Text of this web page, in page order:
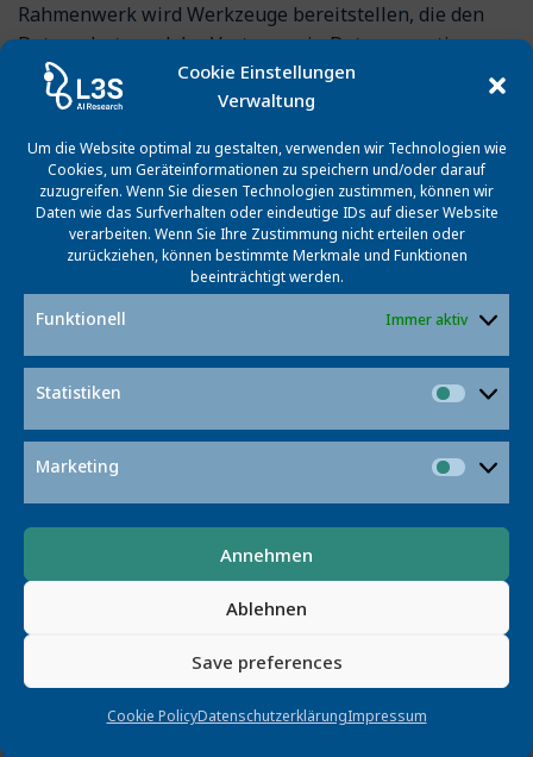
Cookie Einstellungen
Verwaltung
Um die Website optimal zu gestalten, verwenden wir Technologien wie
Cookies, um Geräteinformationen zu speichern und/oder darauf
zuzugreifen. Wenn Sie diesen Technologien zustimmen, können wir
Daten wie das Surfverhalten oder eindeutige IDs auf dieser Website
verarbeiten. Wenn Sie Ihre Zustimmung nicht erteilen oder
zurückziehen, können bestimmte Merkmale und Funktionen
beeinträchtigt werden.
Funktionell Immer aktiv
Statistiken
Marketing
Annehmen
Ablehnen
Save preferences
Cookie PolicyDatenschutzerklärungImpressum
Rahmenwerk wird Werkzeuge bereitstellen, die den
Datenschutz und das Vertrauen in Datenoperationen
gewährleisten.
Förderprogramm
Projektpartner
Kontakt
Projektkoordinator
auer@l3s.de